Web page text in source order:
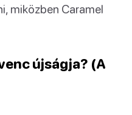
miközben Caramel
újságja? (A